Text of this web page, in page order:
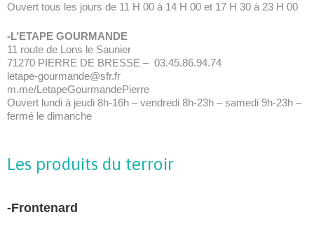
Ouvert tous les jours de 11 H 00 à 14 H 00 et 17 H 30 à 23 H 00
-L’ETAPE GOURMANDE
11 route de Lons le Saunier
71270 PIERRE DE BRESSE – 03.45.86.94.74
letape-gourmande@sfr.fr
m.me/LetapeGourmandePierre
Ouvert lundi à jeudi 8h-16h – vendredi 8h-23h – samedi 9h-23h –
fermé le dimanche
Les produits du terroir
-Frontenard